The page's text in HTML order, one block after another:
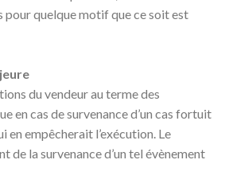
pour quelque motif que ce soit est
du vendeur au terme des
en cas de survenance d’un cas fortuit
en empêcherait l’exécution. Le
de la survenance d’un tel évènement